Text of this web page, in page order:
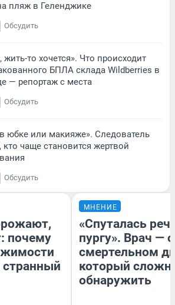
пляж в Геленджике
Обсудить
жить-то хочется». Что происходит
БПЛА склада Wildberries в
— репортаж с места
Обсудить
юбке или макияже». Следователь
кто чаще становится жертвой
Обсудить
почему
странный
МНЕНИЕ
«Спуталась
пургу». Врач — о
смертельном
который
обнаружить